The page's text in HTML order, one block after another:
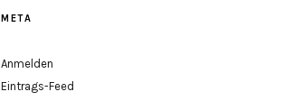
META
Anmelden
Eintrags-Feed